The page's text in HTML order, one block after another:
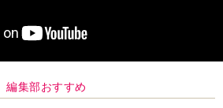
編集部おすすめ